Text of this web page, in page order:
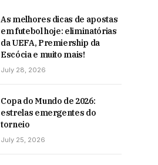
As melhores dicas de apostas
em futebol hoje: eliminatórias
da UEFA, Premiership da
Escócia e muito mais!
July 28, 2026
Copa do Mundo de 2026:
estrelas emergentes do
torneio
July 25, 2026